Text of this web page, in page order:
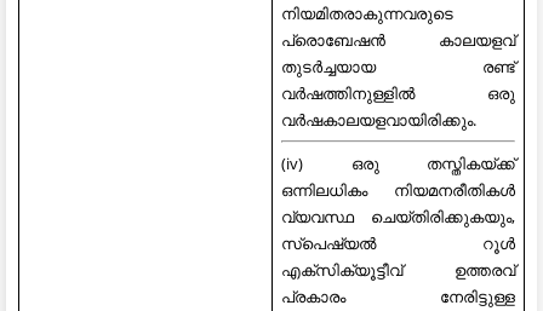
നിയമിതരാകുന്നവരുടെ
പ്രൊബേഷൻ കാലയളവ്
തുടർച്ചയായ രണ്ട്
വർഷത്തിനുള്ളിൽ ഒരു
വർഷകാലയളവായിരിക്കും.
(iv) ഒരു തസ്തികയ്ക്ക്
ഒന്നിലധികം നിയമനരീതികൾ
വ്യവസ്ഥ ചെയ്തിരിക്കുകയും,
സ്പെഷ്യൽ റൂൾ
എക്സിക്യൂട്ടീവ് ഉത്തരവ്
പ്രകാരം നേരിട്ടുള്ള